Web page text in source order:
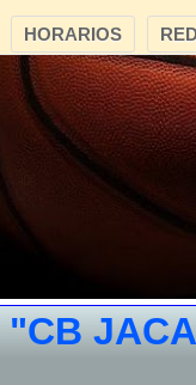
HORARIOS
JACA"